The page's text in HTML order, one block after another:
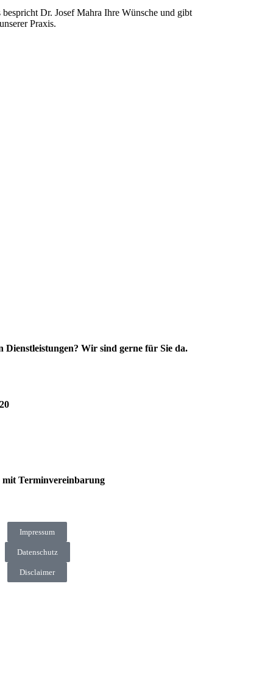
Dr. Josef Mahra Ihre Wünsche und gibt
Praxis.
Dienstleistungen? Wir sind gerne für Sie da.
mit Terminvereinbarung
Impressum
Datenschutz
Disclaimer